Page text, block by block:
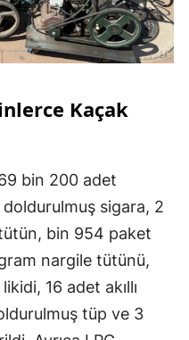
Kaçak
bin 200 adet
sigara, 2
bin 954 paket
nargile tütünü,
16 adet akıllı
tüp ve 3